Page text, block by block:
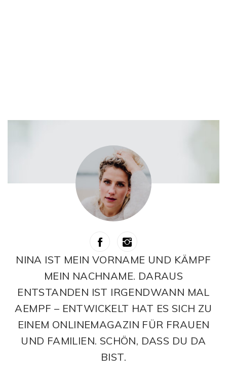
NINA IST MEIN VORNAME UND KÄMPF
MEIN NACHNAME. DARAUS
ENTSTANDEN IST IRGENDWANN MAL
AEMPF – ENTWICKELT HAT ES SICH ZU
EINEM ONLINEMAGAZIN FÜR FRAUEN
UND FAMILIEN. SCHÖN, DASS DU DA
BIST.